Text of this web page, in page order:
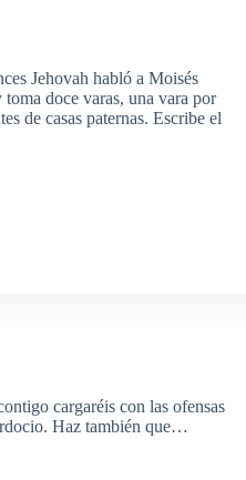
Jehovah habló a Moisés
doce varas, una vara por
de casas paternas. Escribe el
cargaréis con las ofensas
Haz también que…